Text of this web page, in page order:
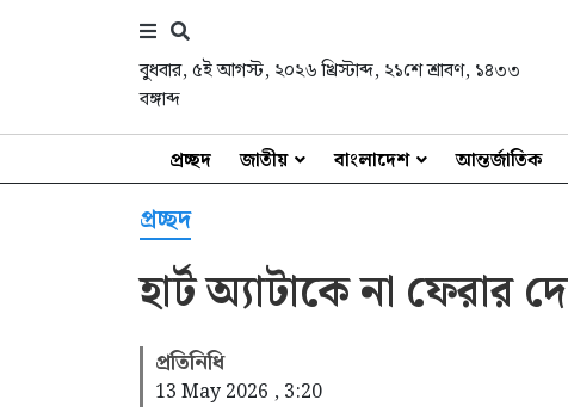
বুধবার,৫ই আগস্ট, ২০২৬ খ্রিস্টাব্দ, ২১শে শ্রাবণ, ১৪৩৩
বঙ্গাব্দ
প্রচ্ছদ জাতীয় বাংলাদেশ আন্তর্জাতিক
প্রচ্ছদ
হার্ট অ্যাটাকে না ফেরার
প্রতিনিধি
13 May 2026 , 3:20